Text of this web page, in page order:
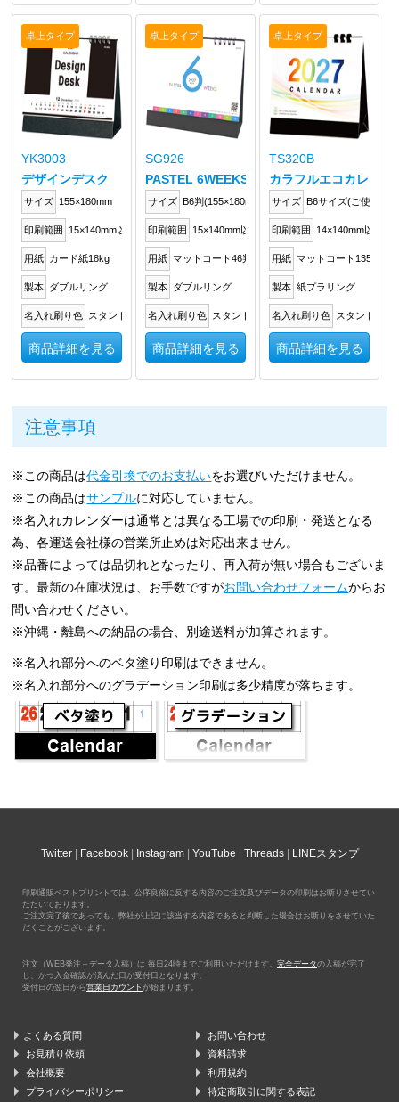
卓上タイプ
YK3003
デザインデスク
サイズ 155×180mm
印刷範囲 15×140mm以内
用紙 カード紙18kg
製本 ダブルリング
名入れ刷り色 スタンドに箔押し
商品詳細を見る
卓上タイプ
SG926
PASTEL 6WEEKS
サイズ B6判(155×180mm)
印刷範囲 15×140mm以内
用紙 マットコート46判135kg
製本 ダブルリング
名入れ刷り色 スタンドに箔押し
商品詳細を見る
卓上タイプ
TS320B
カラフルエコカレンダ
サイズ B6サイズ(ご使用時
印刷範囲 14×140mm以内
用紙 マットコート135kg
製本 紙プラリング
名入れ刷り色 スタンドに箔
商品詳細を見る
注意事項
※この商品は代金引換でのお支払いをお選びいただけません。
※この商品はサンプルに対応していません。
※名入れカレンダーは通常とは異なる工場での印刷・発送となる
為、各運送会社様の営業所止めは対応出来ません。
※品番によっては品切れとなったり、再入荷が無い場合もございま
す。最新の在庫状況は、お手数ですがお問い合わせフォームからお
問い合わせください。
※沖縄・離島への納品の場合、別途送料が加算されます。
※名入れ部分へのベタ塗り印刷はできません。
※名入れ部分へのグラデーション印刷は多少精度が落ちます。
Twitter Facebook Instagram YouTube Threads LINEスタンプ
印刷通販ベストプリントでは、公序良俗に反する内容のご注文及びデータの印刷はお断りさせてい
ただいております。
ご注文完了後であっても、弊社が上記に該当する内容であると判断した場合はお断りをさせていた
だくことがございます。
注文（WEB発注＋データ入稿）は 毎日24時までご利用いただけます。 完全データの入稿が完了
し、かつ入金確認が済んだ日が受付日となります。
受付日の翌日から営業日カウント が始まります。
よくある質問
お問い合わせ
お見積り依頼
資料請求
会社概要
利用規約
プライバシーポリシー
特定商取引に関する表記